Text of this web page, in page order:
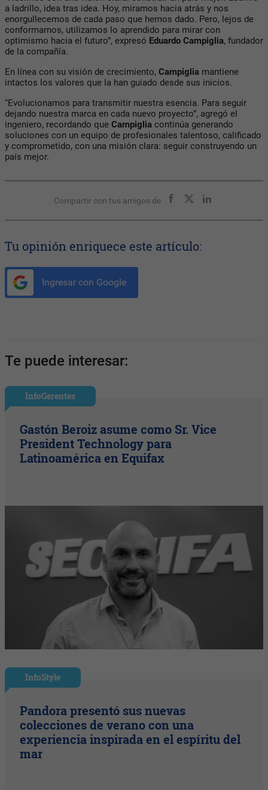
a ladrillo, idea tras idea. Hoy, miramos hacia atrás y nos
enorgullecemos de cada paso que hemos dado. Pero, lejos de
conformarnos, utilizamos lo aprendido para mirar con
optimismo hacia el futuro”, expresó Eduardo Campiglia, fundador
de la compañía.
En línea con su visión de crecimiento, Campiglia mantiene
intactos los valores que la han guiado desde sus inicios.
“Evolucionamos para transmitir nuestra esencia. Para seguir
dejando nuestra marca en cada nuevo proyecto”, agregó el
ingeniero, recordando que Campiglia continúa generando
soluciones con un equipo de profesionales talentoso, calificado
y comprometido, con una misión clara: seguir construyendo un
país mejor.
Compartir con tus amigos de
Tu opinión enriquece este artículo:
Ingresar con Google
Te puede interesar:
InfoGerentes
Gastón Beroiz asume como Sr. Vice
President Technology para
Latinoamérica en Equifax
InfoStyle
Pandora presentó sus nuevas
colecciones de verano con una
experiencia inspirada en el espíritu del
mar